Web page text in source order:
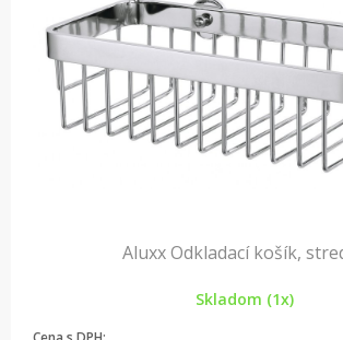
Aluxx Odkladací košík,
Skladom (1x)